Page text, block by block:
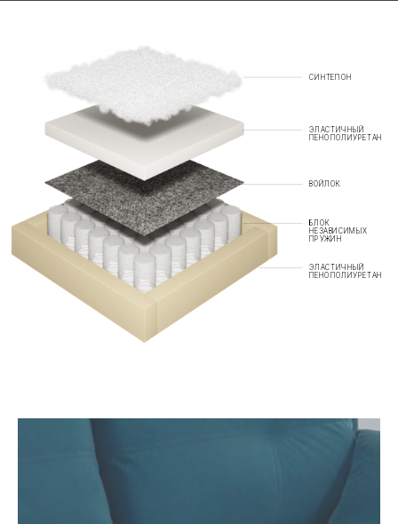
СИНТЕПОН
ЭЛАСТИЧНЫЙ
ПЕНОПОЛИУРЕТАН
ВОЙЛОК
БЛОК
НЕЗАВИСИМЫХ
ПРУЖИН
ЭЛАСТИЧНЫЙ
ПЕНОПОЛИУРЕТАН